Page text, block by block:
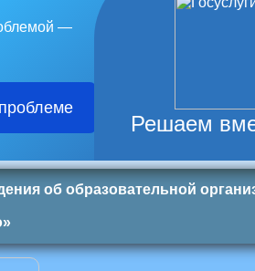
об образовательной